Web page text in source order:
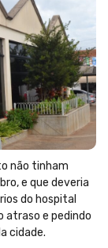
não tinham
e que deveria
do hospital
atraso e pedindo
cidade.